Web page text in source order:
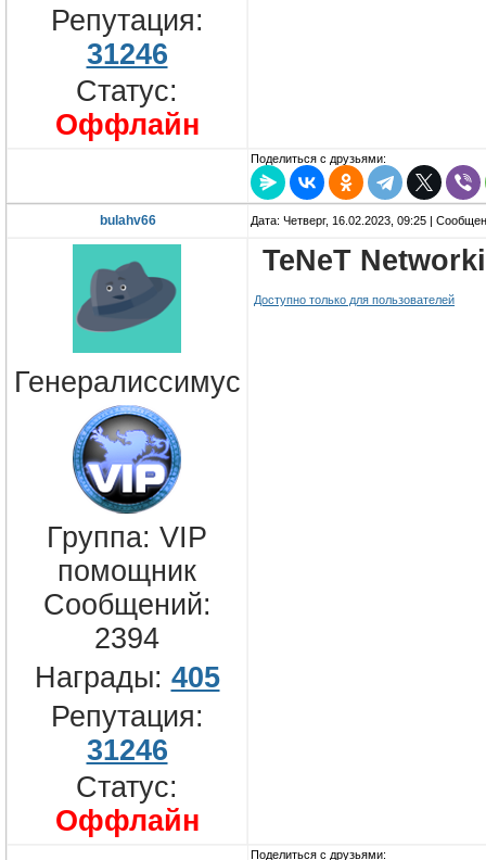
Репутация:
31246
Статус:
Оффлайн
Поделиться с друзьями:
bulahv66 Дата: Четверг, 16.02.2023, 09:25 |
Генералиссимус
Группа: VIP
помощник
Сообщений:
2394
Награды: 405
Репутация:
31246
Статус:
Оффлайн
TeNeT
Доступно только для пользователей
Поделиться с друзьями: